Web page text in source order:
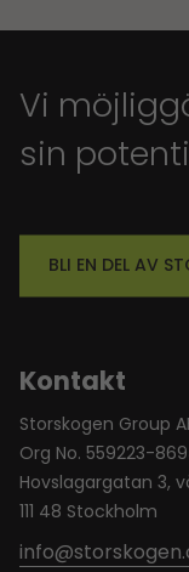
Vi
sin
BLI EN DEL AV
Kontakt
Storskogen Group
Org No. 559223-
Hovslagargatan 3,
111 48 Stockholm